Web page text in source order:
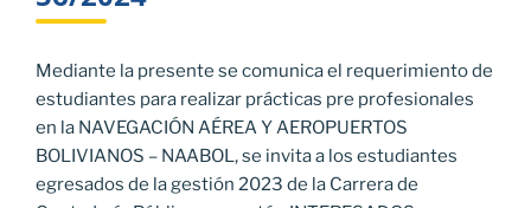
Mediante la presente se comunica el requerimiento de
estudiantes para realizar prácticas pre profesionales
en la NAVEGACIÓN AÉREA Y AEROPUERTOS
BOLIVIANOS – NAABOL, se invita a los estudiantes
egresados de la gestión 2023 de la Carrera de